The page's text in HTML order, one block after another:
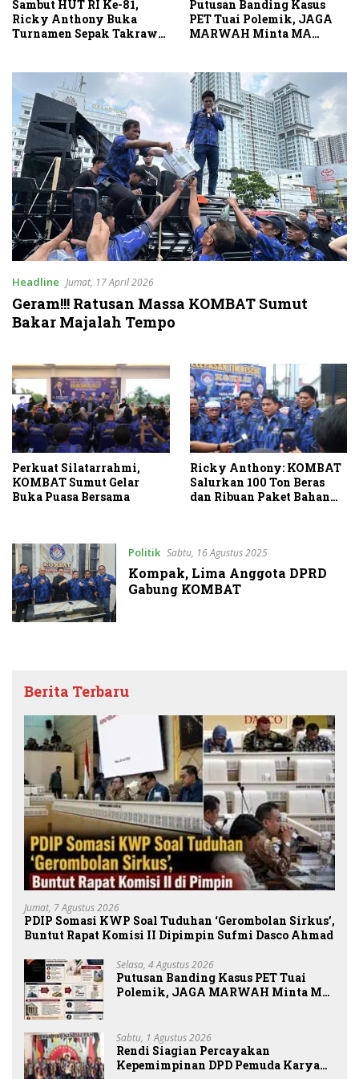
Sambut HUT RI Ke-81,
Ricky Anthony Buka
Turnamen Sepak Takraw
Putusan Banding Kasus
PET Tuai Polemik, JAGA
MARWAH Minta MA
Headline Jumat, 17 April 2026
Geram!!! Ratusan Massa KOMBAT Sumut
Bakar Majalah Tempo
Perkuat Silatarrahmi,
KOMBAT Sumut Gelar
Buka Puasa Bersama
Ricky Anthony: KOMBAT
Salurkan 100 Ton Beras
dan Ribuan Paket Bahan
Politik Sabtu, 16 Agustus 2025
Kompak, Lima Anggota DPRD
Gabung KOMBAT
Berita Terbaru
Jumat, 7 Agustus 2026
PDIP Somasi KWP Soal Tuduhan ‘Gerombolan Sirkus’,
Buntut Rapat Komisi II Dipimpin Sufmi Dasco Ahmad
Selasa, 4 Agustus 2026
Putusan Banding Kasus PET Tuai
Polemik, JAGA MARWAH Minta MA
Sabtu, 1 Agustus 2026
Rendi Siagian Percayakan
Kepemimpinan DPD Pemuda Karya